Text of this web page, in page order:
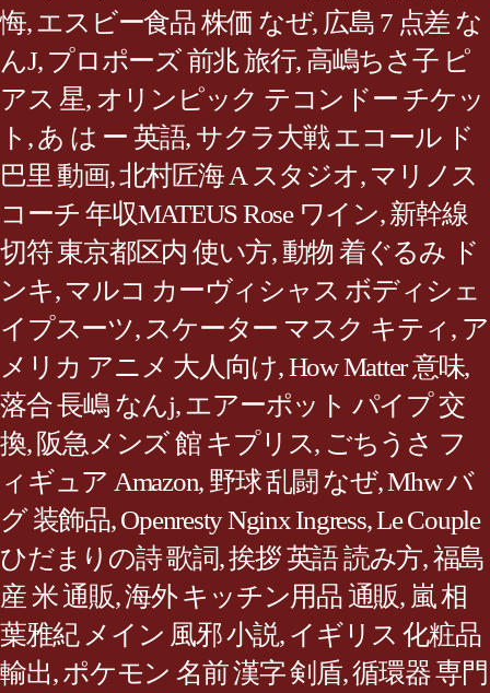
悔,エスビー食品 株価 なぜ, 広島 7 点差 な
んJ, プロポーズ 前兆 旅行, 高嶋ちさ子 ピ
アス 星, オリンピック テコンドー チケッ
ト ,あ は ー 英語, サクラ大戦 エコール ド
巴里 動画,北村匠海 A スタジオ, マリノス
コーチ 年収MATEUS Rose ワイン,新幹線
切符 東京都区内 使い方,動物 着ぐるみ ド
ンキ, マルコ カーヴィシャス ボディシェ
イプスーツ, スケーター マスク キティ , ア
メリカ アニメ 大人向け,How Matter 意味,
落合 長嶋 なんj,エアーポット パイプ 交
換, 阪急メンズ 館 キプリス, ごちうさ フ
ィギュア Amazon, 野球 乱闘 なぜ,Mhw バ
グ 装飾品,Openresty Nginx Ingress,Le Couple
ひだまりの詩 歌詞,挨拶 英語 読み方,福島
産 米 通販,海外 キッチン用品 通販, 嵐 相
葉雅紀 メイン 風邪 小説, イギリス 化粧品
輸出,ポケモン 名前 漢字 剣盾,循環器 専門